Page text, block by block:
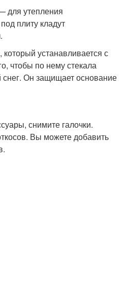
для утепления
плиту кладут
устанавливается с
чтобы по нему стекала
Он защищает основание
снимите галочки.
Вы можете добавить